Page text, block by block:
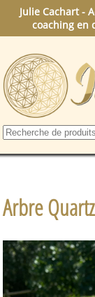
Julie Cachart -
coaching en
Recherche
pour :
Arbre